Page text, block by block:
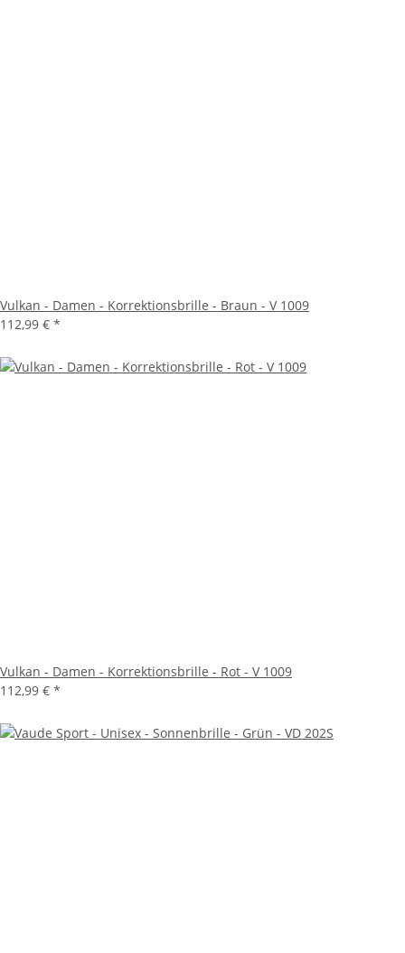
Vulkan - Damen - Korrektionsbrille - Braun - V 1009
112,99 € *
Vulkan - Damen - Korrektionsbrille - Rot - V 1009
112,99 € *